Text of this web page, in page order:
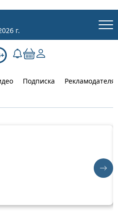
г.
Подписка